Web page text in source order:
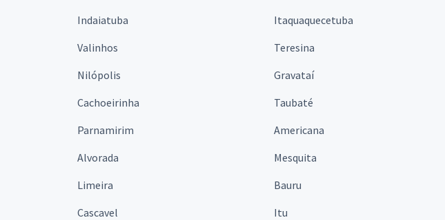
Indaiatuba
Itaquaquecetuba
Valinhos
Teresina
Nilópolis
Gravataí
Cachoeirinha
Taubaté
Parnamirim
Americana
Alvorada
Mesquita
Limeira
Bauru
Cascavel
Itu